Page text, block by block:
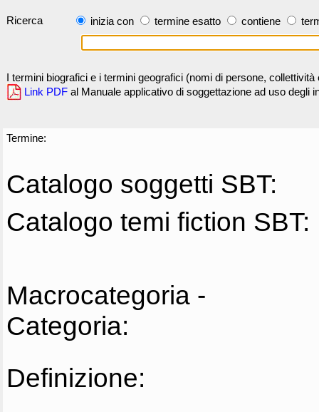
Ricerca inizia con termine esatto contiene
I termini biografici e i termini geografici (nomi di persone,
Link PDF al Manuale applicativo di soggettazione ad uso degli
Termine:
Catalogo soggetti SBT:
Catalogo temi fiction SBT:
Macrocategoria -
Categoria:
Definizione: